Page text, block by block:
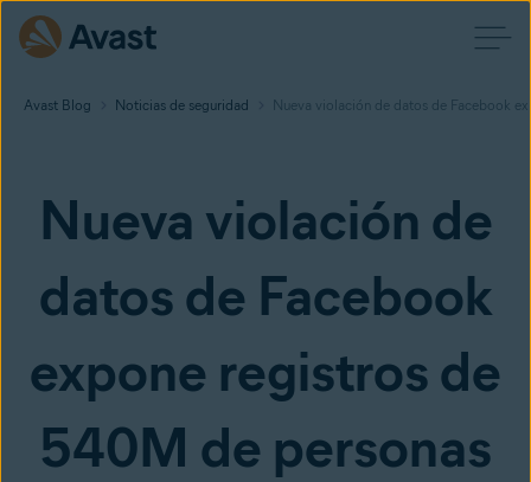
Avast Blog Noticias de seguridad Nueva violación de datos de Facebook
Nueva violación de
datos de Facebook
expone registros de
540M de personas